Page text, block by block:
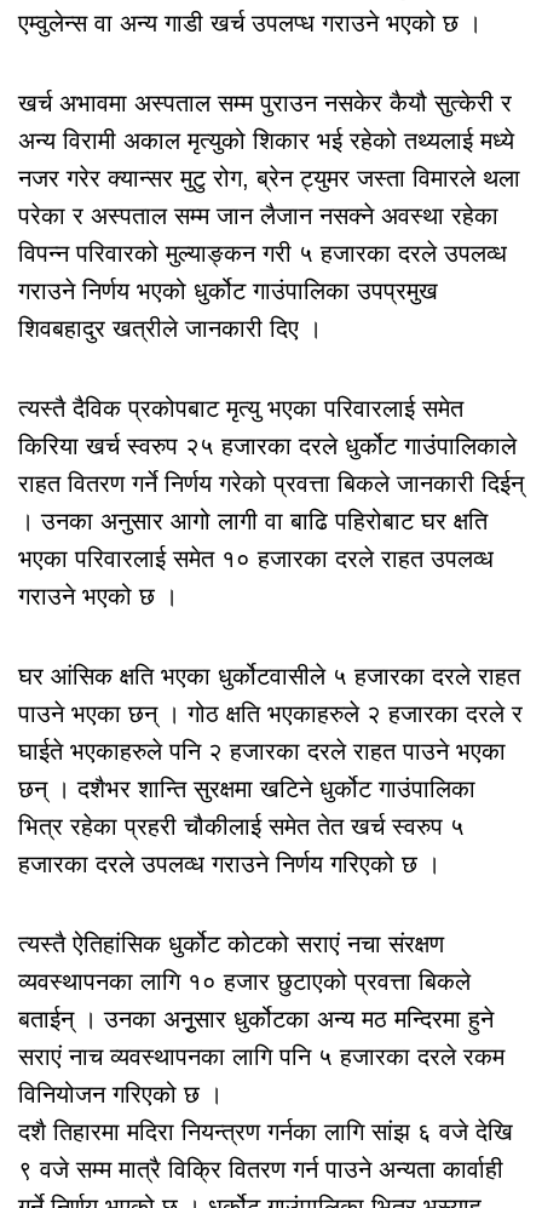
एम्वुलेन्स वा अन्य गाडी खर्च उपलप्ध गराउने भएको छ ।
खर्च अभावमा अस्पताल सम्म पुराउन नसकेर कैयौ सुत्केरी र
अन्य विरामी अकाल मृत्युको शिकार भई रहेको तथ्यलाई मध्ये
नजर गरेर क्यान्सर मुटु रोग, ब्रेन ट्युमर जस्ता विमारले थला
परेका र अस्पताल सम्म जान लैजान नसक्ने अवस्था रहेका
विपन्न परिवारको मुल्याङ्कन गरी ५ हजारका दरले उपलव्ध
गराउने निर्णय भएको धुर्कोट गाउंपालिका उपप्रमुख
शिवबहादुर खत्रीले जानकारी दिए ।
त्यस्तै दैविक प्रकोपबाट मृत्यु भएका परिवारलाई समेत
किरिया खर्च स्वरुप २५ हजारका दरले धुर्कोट गाउंपालिकाले
राहत वितरण गर्ने निर्णय गरेको प्रवत्ता बिकले जानकारी दिईन्
। उनका अनुसार आगो लागी वा बाढि पहिरोबाट घर क्षति
भएका परिवारलाई समेत १० हजारका दरले राहत उपलव्ध
गराउने भएको छ ।
घर आंसिक क्षति भएका धुर्कोटवासीले ५ हजारका दरले राहत
पाउने भएका छन् । गोठ क्षति भएकाहरुले २ हजारका दरले र
घाईते भएकाहरुले पनि २ हजारका दरले राहत पाउने भएका
छन् । दशैभर शान्ति सुरक्षमा खटिने धुर्कोट गाउंपालिका
भित्र रहेका प्रहरी चौकीलाई समेत तेत खर्च स्वरुप ५
हजारका दरले उपलव्ध गराउने निर्णय गरिएको छ ।
त्यस्तै ऐतिहांसिक धुर्कोट कोटको सराएं नचा संरक्षण
व्यवस्थापनका लागि १० हजार छुटाएको प्रवत्ता बिकले
बताईन् । उनका अनुृसार धुर्कोटका अन्य मठ मन्दिरमा हुने
सराएं नाच व्यवस्थापनका लागि पनि ५ हजारका दरले रकम
विनियोजन गरिएको छ ।
दशै तिहारमा मदिरा नियन्त्रण गर्नका लागि सांझ ६ वजे देखि
९ वजे सम्म मात्रै विक्रि वितरण गर्न पाउने अन्यता कार्वाही